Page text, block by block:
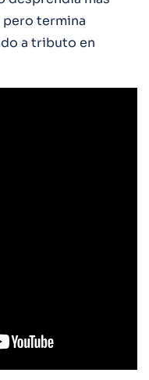
pero termina
a tributo en